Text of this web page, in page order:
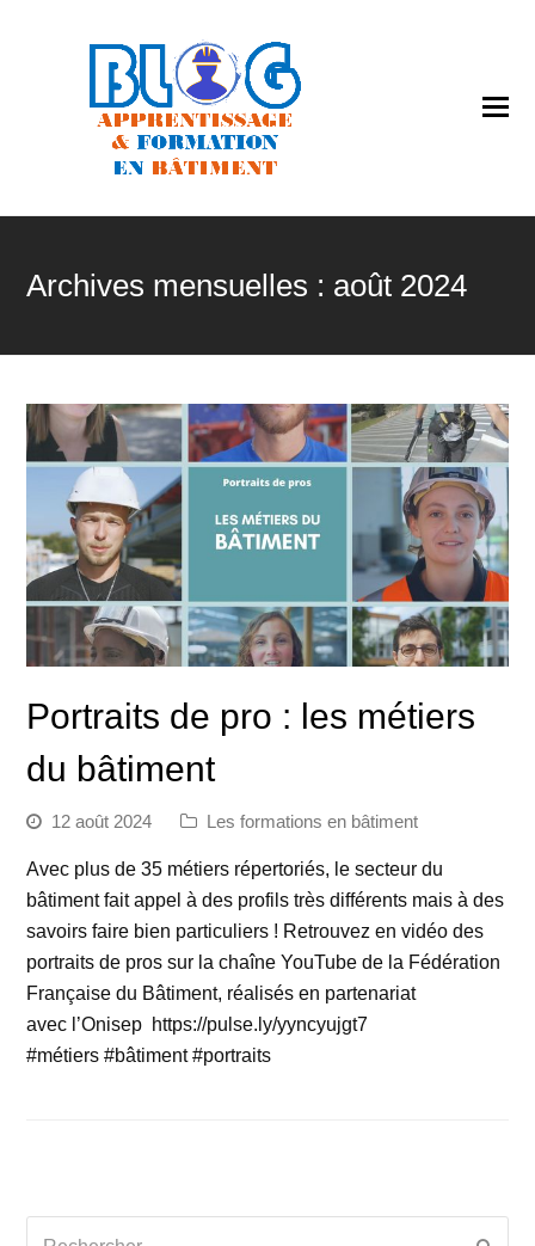
Archives mensuelles : août 2024
Portraits de pro : les métiers
du bâtiment
12 août 2024 Les formations en bâtiment
Avec plus de 35 métiers répertoriés, le secteur du
bâtiment fait appel à des profils très différents mais à des
savoirs faire bien particuliers ! Retrouvez en vidéo des
portraits de pros sur la chaîne YouTube de la Fédération
Française du Bâtiment, réalisés en partenariat
avec l’Onisep https://pulse.ly/yyncyujgt7
#métiers #bâtiment #portraits